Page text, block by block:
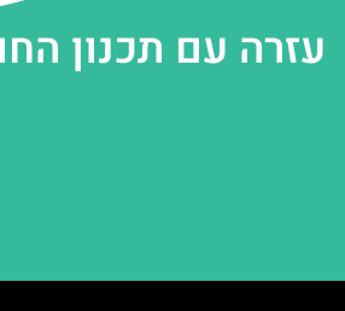
עזרה עם תכנון